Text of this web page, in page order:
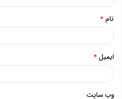
*
نام *
ایمیل *
وب‌ سایت